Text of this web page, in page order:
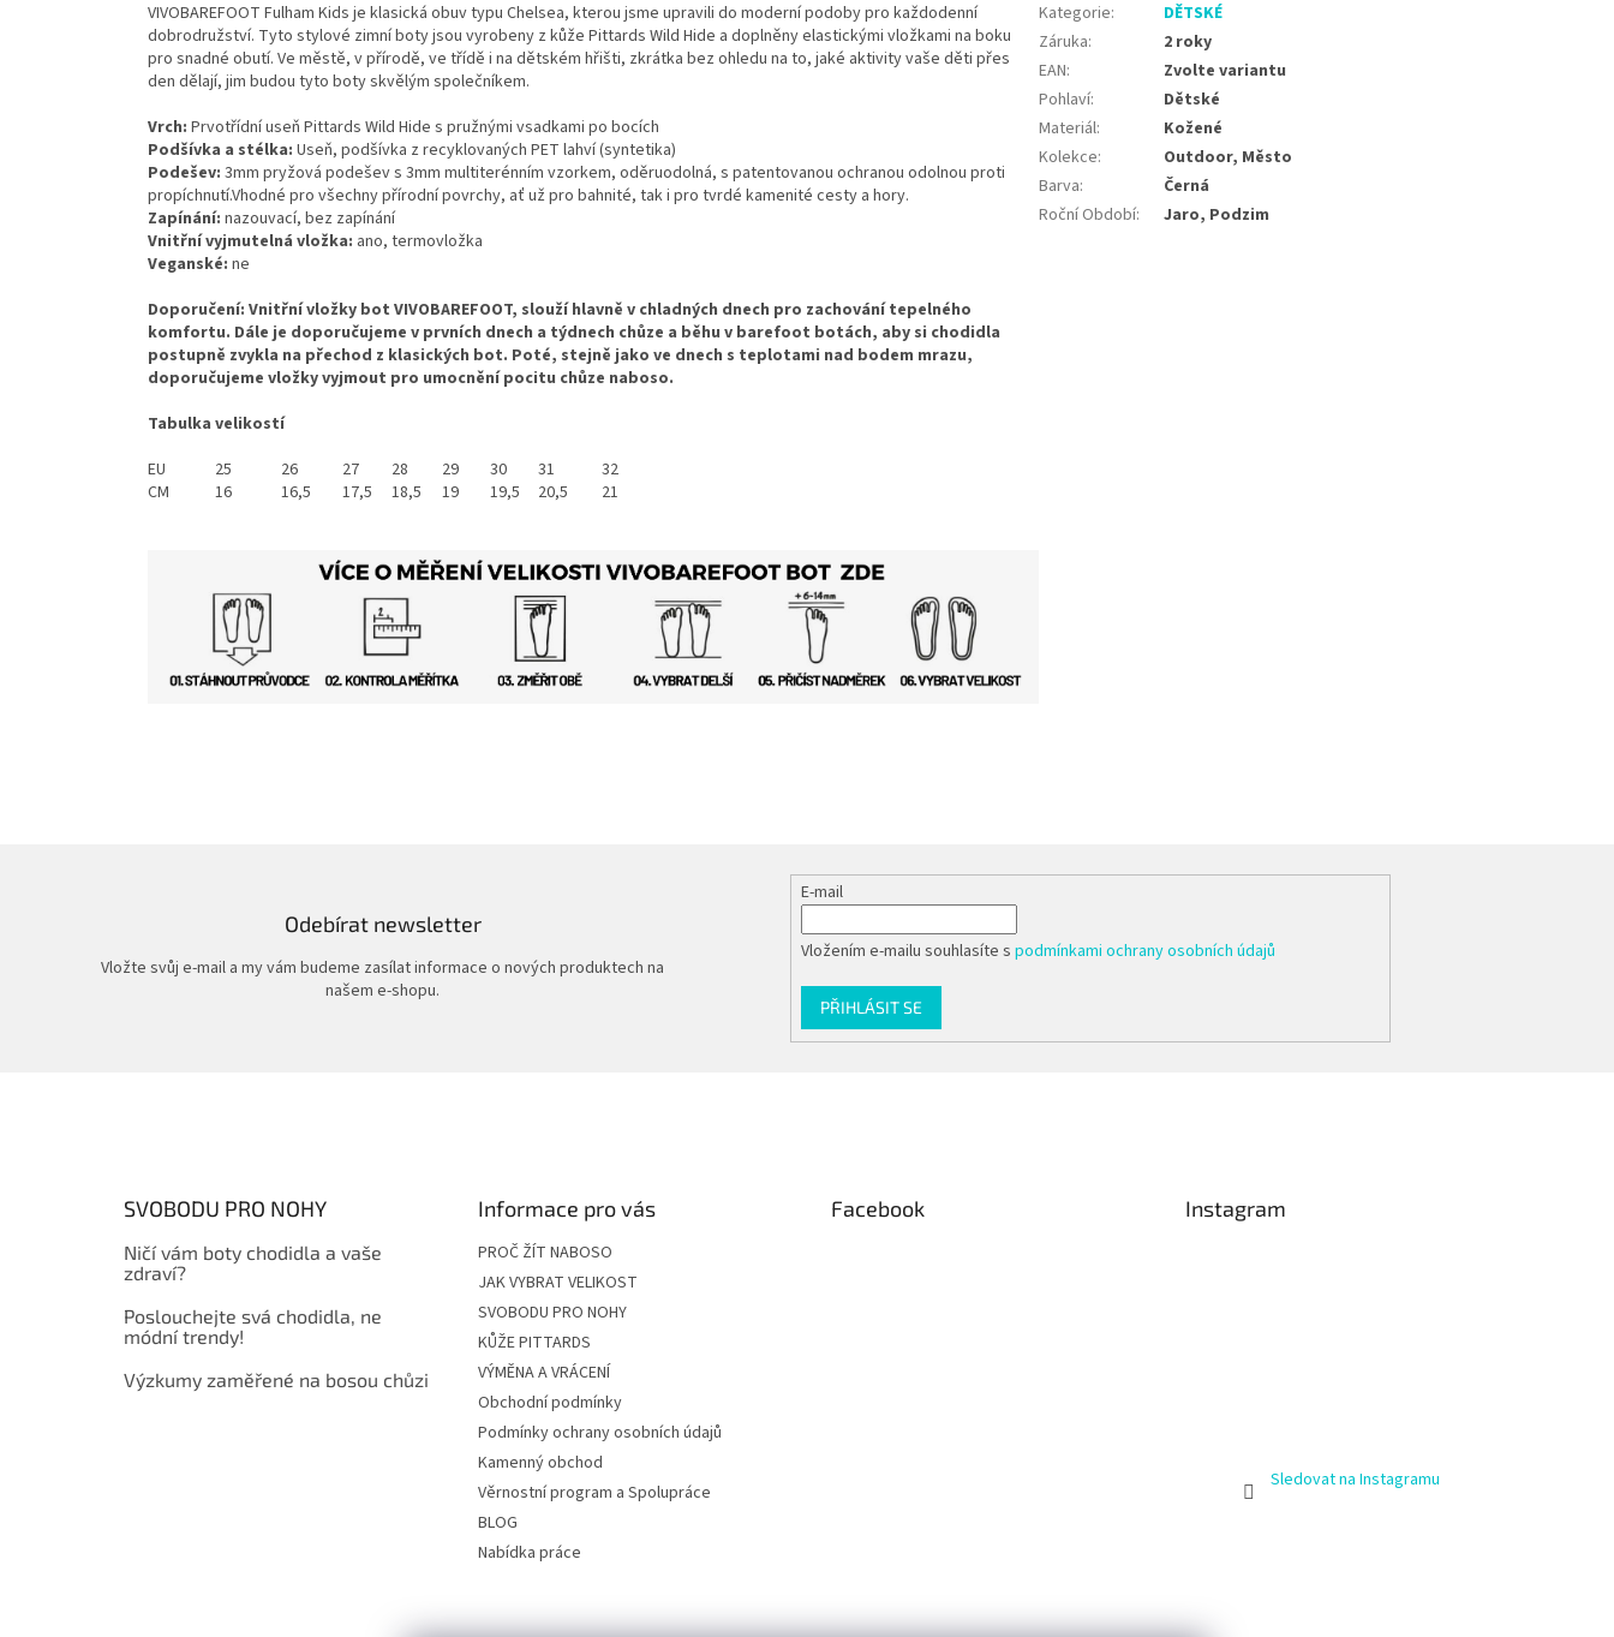
VIVOBAREFOOT Fulham Kids je klasická obuv typu Chelsea, kterou jsme upravili do moderní podoby pro každodenní
dobrodružství. Tyto stylové zimní boty jsou vyrobeny z kůže Pittards Wild Hide a doplněny elastickými vložkami na boku
pro snadné obutí. Ve městě, v přírodě, ve třídě i na dětském hřišti, zkrátka bez ohledu na to, jaké aktivity vaše děti přes
den dělají, jim budou tyto boty skvělým společníkem.
Vrch: Prvotřídní useň Pittards Wild Hide s pružnými vsadkami po bocích
Podšívka a stélka: Useň, podšívka z recyklovaných PET lahví (syntetika)
Podešev: 3mm pryžová podešev s 3mm multiterénním vzorkem, oděruodolná, s patentovanou ochranou odolnou proti
propíchnutí.Vhodné pro všechny přírodní povrchy, ať už pro bahnité, tak i pro tvrdé kamenité cesty a hory.
Zapínání: nazouvací, bez zapínání
Vnitřní vyjmutelná vložka: ano, termovložka
Veganské: ne
Doporučení: Vnitřní vložky bot VIVOBAREFOOT, slouží hlavně v chladných dnech pro zachování tepelného
komfortu. Dále je doporučujeme v prvních dnech a týdnech chůze a běhu v barefoot botách, aby si chodidla
postupně zvykla na přechod z klasických bot. Poté, stejně jako ve dnech s teplotami nad bodem mrazu,
doporučujeme vložky vyjmout pro umocnění pocitu chůze naboso.
Tabulka velikostí
EU
25 26 27 28 29 30 31
32
CM
16 16,5 17,5 18,5 19 19,5 20,5 21
Kategorie:
DĚTSKÉ
Záruka:
2 roky
EAN:
Zvolte variantu
Pohlaví:
Dětské
Materiál:
Kožené
Kolekce:
Outdoor, Město
Barva:
Černá
Roční Období: Jaro, Podzim
Odebírat newsletter
Vložte svůj e-mail a my vám budeme zasílat informace o nových produktech na
našem e-shopu.
E-mail
Vložením e-mailu souhlasíte spodmínkami ochrany osobních údajů
PŘIHLÁSIT SE
SVOBODU PRO NOHY
Ničí vám boty chodidla a vaše
zdraví?
Poslouchejte svá chodidla, ne
módní trendy!
Výzkumy zaměřené na bosou chůzi
Informace pro vás
PROČ ŽÍT NABOSO
JAK VYBRAT VELIKOST
SVOBODU PRO NOHY
KŮŽE PITTARDS
VÝMĚNA A VRÁCENÍ
Obchodní podmínky
Podmínky ochrany osobních údajů
Kamenný obchod
Věrnostní program a Spolupráce
BLOG
Nabídka práce
Facebook Instagram
Sledovat na Instagramu